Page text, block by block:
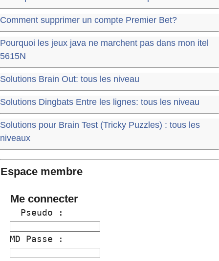
Comment supprimer un compte Premier Bet?
Pourquoi les jeux java ne marchent pas dans mon itel
5615N
Solutions Brain Out: tous les niveau
Solutions Dingbats Entre les lignes: tous les niveau
Solutions pour Brain Test (Tricky Puzzles) : tous les
niveaux
Espace membre
Me connecter
  Pseudo :
MD Passe :